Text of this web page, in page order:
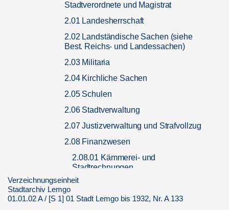
Stadtverordnete und Magistrat
2.01 Landesherrschaft
2.02 Landständische Sachen (siehe
Best. Reichs- und Landessachen)
2.03 Militaria
2.04 Kirchliche Sachen
2.05 Schulen
2.06 Stadtverwaltung
2.07 Justizverwaltung und Strafvollzug
2.08 Finanzwesen
2.08.01 Kämmerei- und
Stadtrechnungen
(A 3) Deputierte, Einnahmen
Verzeichnungseinheit
Stadtarchiv Lemgo
01.01.02 A / [S 1] 01 Stadt Lemgo bis 1932, Nr. A 133